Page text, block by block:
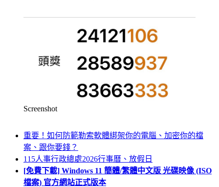
Screenshot
重要！如何防範勒索軟體綁架你的電腦、加密你的檔
案、跟你要錢？
115人事行政總處2026行事曆、放假日
[免費下載] Windows 11 簡體/繁體中文版 光碟映像 (ISO
檔案) 官方網站正式版本